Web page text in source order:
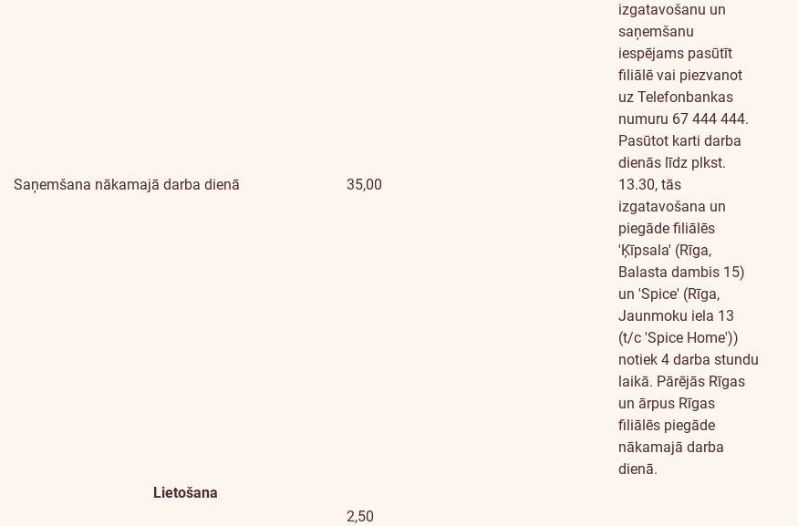
Saņemšana nākamajā darba dienā 35,00
izgatavošanu un
saņemšanu
iespējams pasūtīt
filiālē vai piezvanot
uz Telefonbankas
numuru 67 444 444.
Pasūtot karti darba
dienās līdz plkst.
13.30, tās
izgatavošana un
piegāde filiālēs
'Ķīpsala' (Rīga,
Balasta dambis 15)
un 'Spice' (Rīga,
Jaunmoku iela 13
(t/c 'Spice Home'))
notiek 4 darba stundu
laikā. Pārējās Rīgas
un ārpus Rīgas
filiālēs piegāde
nākamajā darba
dienā.
Lietošana
2,50